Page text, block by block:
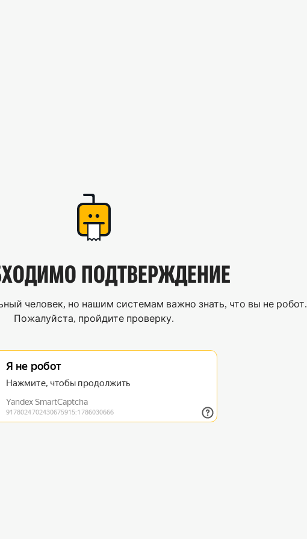
ПОДТВЕРЖДЕНИЕ
человек, но нашим системам важно знать, что вы не робот.
Пожалуйста, пройдите проверку.